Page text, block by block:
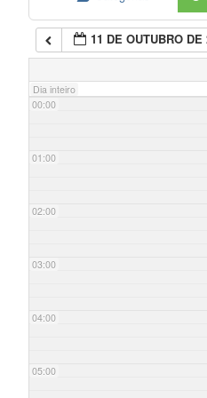
11 DE OUTUBRO DE
Dia inteiro
00:00
01:00
02:00
03:00
04:00
05:00